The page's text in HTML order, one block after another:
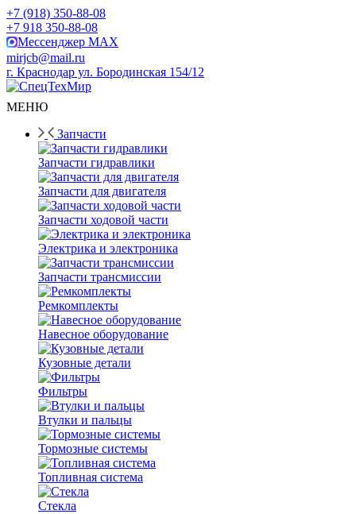
+7 (918) 350-88-08
+7 918 350-88-08
Мессенджер MAX
mirjcb@mail.ru
г. Краснодар ул. Бородинская 154/12
МЕНЮ
Запчасти
Запчасти гидравлики
Запчасти для двигателя
Запчасти ходовой части
Электрика и электроника
Запчасти трансмиссии
Ремкомплекты
Навесное оборудование
Кузовные детали
Фильтры
Втулки и пальцы
Тормозные системы
Топливная система
Стекла